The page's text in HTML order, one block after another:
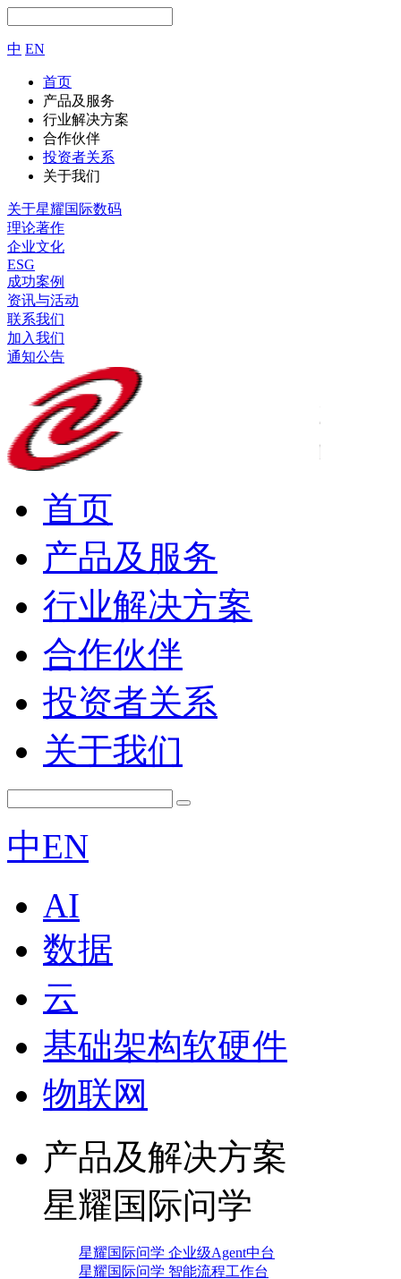
中 EN
首页
产品及服务
行业解决方案
合作伙伴
投资者关系
关于我们
关于星耀国际数码
理论著作
企业文化
ESG
成功案例
资讯与活动
联系我们
加入我们
通知公告
首页
产品及服务
行业解决方案
合作伙伴
投资者关系
关于我们
中EN
AI
数据
云
基础架构软硬件
物联网
产品及解决方案
星耀国际问学
星耀国际问学 企业级Agent中台
星耀国际问学 智能流程工作台